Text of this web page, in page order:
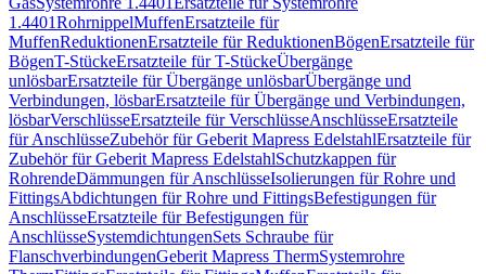
1.4401RohrnippelMuffenErsatzteile für
MuffenReduktionenErsatzteile für ReduktionenBögenErsatzteile für
BögenT-StückeErsatzteile für T-StückeÜbergänge
unlösbarErsatzteile für Übergänge unlösbarÜbergänge und
Verbindungen, lösbarErsatzteile für Übergänge und Verbindungen,
lösbarVerschlüsseErsatzteile für VerschlüsseAnschlüsseErsatzteile
für AnschlüsseZubehör für Geberit Mapress EdelstahlErsatzteile für
Zubehör für Geberit Mapress EdelstahlSchutzkappen für
RohrendeDämmungen für AnschlüsseIsolierungen für Rohre und
FittingsAbdichtungen für Rohre und FittingsBefestigungen für
AnschlüsseErsatzteile für Befestigungen für
AnschlüsseSystemdichtungenSets Schraube für
FlanschverbindungenGeberit Mapress ThermSystemrohre